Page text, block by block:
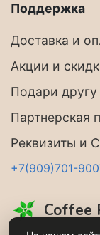
Поддержка
Доставка и
Акции и
Подари другу
Партнерская
Реквизиты и
+7(909)701-
Coffee